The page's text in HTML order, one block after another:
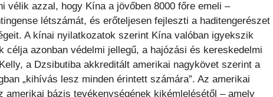
vélik azzal, hogy Kína a jövőben 8000 főre emeli –
létszámát, és erőteljesen fejleszti a haditengerészet
A kínai nyilatkozatok szerint Kína valóban igyekszik
célja azonban védelmi jellegű, a hajózási és kereskedelmi
a Dzsibutiba akkreditált amerikai nagykövet szerint a
„kihívás lesz minden érintett számára”. Az amerikai
amerikai bázis tevékenységének kikémlelésétől – amely